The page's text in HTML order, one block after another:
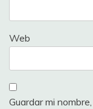
Web
Guardar mi